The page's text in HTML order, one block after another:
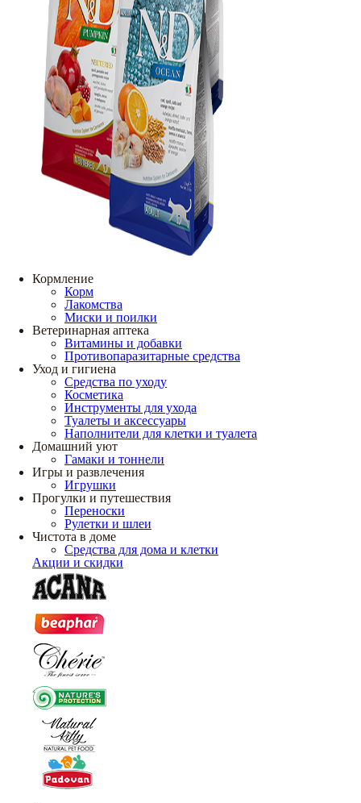
Кормление
Корм
Лакомства
Миски и поилки
Ветеринарная аптека
Витамины и добавки
Противопаразитарные средства
Уход и гигиена
Средства по уходу
Косметика
Инструменты для ухода
Туалеты и аксессуары
Наполнители для клетки и туалета
Домашний уют
Гамаки и тоннели
Игры и развлечения
Игрушки
Прогулки и путешествия
Переноски
Рулетки и шлеи
Чистота в доме
Средства для дома и клетки
Акции и скидки